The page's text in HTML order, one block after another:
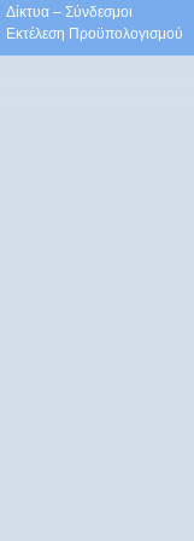
Δίκτυα – Σύνδεσμοι
Εκτέλεση Προϋπολογισμού